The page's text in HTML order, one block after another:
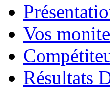
Vos
Résultats